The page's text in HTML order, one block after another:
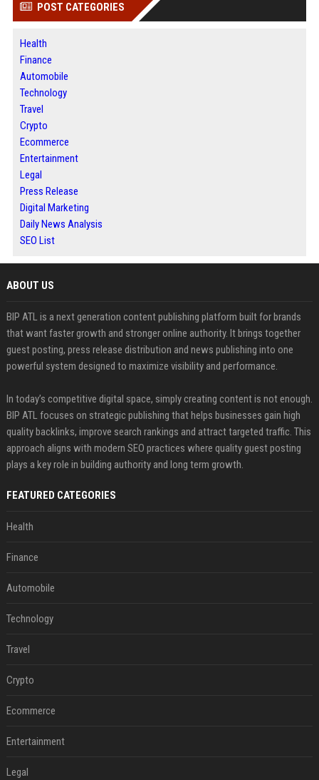
POST CATEGORIES
Health
Finance
Automobile
Technology
Travel
Crypto
Ecommerce
Entertainment
Legal
Press Release
Digital Marketing
Daily News Analysis
SEO List
ABOUT US
BIP ATL is a next generation content publishing platform built for brands
that want faster growth and stronger online authority. It brings together
guest posting, press release distribution and news publishing into one
powerful system designed to maximize visibility and performance.
In today’s competitive digital space, simply creating content is not enough.
BIP ATL focuses on strategic publishing that helps businesses gain high
quality backlinks, improve search rankings and attract targeted traffic. This
approach aligns with modern SEO practices where quality guest posting
plays a key role in building authority and long term growth.
FEATURED CATEGORIES
Health
Finance
Automobile
Technology
Travel
Crypto
Ecommerce
Entertainment
Legal